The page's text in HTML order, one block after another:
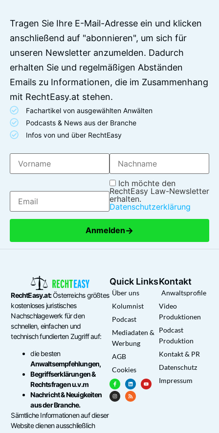
Tragen Sie Ihre E-Mail-Adresse ein und klicken
anschließend auf "abonnieren", um sich für
unseren Newsletter anzumelden. Dadurch
erhalten Sie und regelmäßigen Abständen
Emails zu Informationen, die im Zusammenhang
mit RechtEasy.at stehen.
Fachartikel von ausgewählten Anwälten
Podcasts & News aus der Branche
Infos von und über RechtEasy
Ich möchte den
RechtEasy Law-Newsletter
erhalten.
Datenschutzerklärung
Anmelden→
RechtEasy.at:Österreichs größtes
kostenloses juristisches
Nachschlagewerk für den
schnellen, einfachen und
technisch fundierten Zugriff auf:
die besten
Anwaltsempfehlungen,
Begriffserklärungen &
Rechtsfragen u.v.m
Nachricht & Neuigkeiten
aus der Branche.
Sämtliche Informationen auf dieser
Website dienen ausschließlich
Quick Links
Über uns
Kolumnist
Podcast
Mediadaten &
Werbung
AGB
Cookies
Kontakt
Anwaltsprofile
Video
Produktionen
Podcast
Produktion
Kontakt & PR
Datenschutz
Impressum